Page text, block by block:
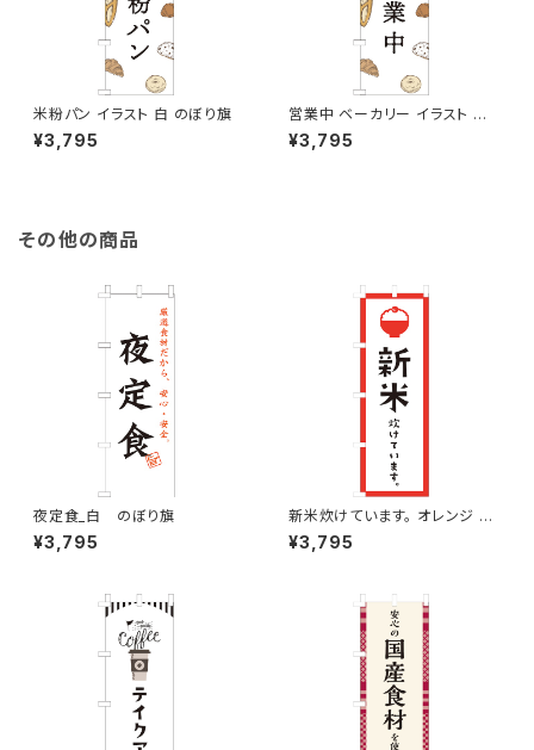
米粉パン イラスト 白 のぼり旗
¥3,795
営業中 ベーカリー イラスト 白
のぼり旗
¥3,795
その他の商品
夜定食_白 のぼり旗
¥3,795
新米炊けています。 オレンジ の
ぼり旗
¥3,795